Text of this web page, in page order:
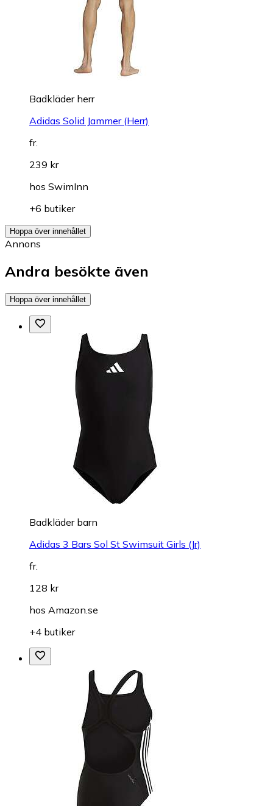
Badkläder herr
Adidas Solid Jammer (Herr)
fr.
239 kr
hos SwimInn
+6 butiker
Hoppa över innehållet
Annons
Andra besökte även
Hoppa över innehållet
Badkläder barn
Adidas 3 Bars Sol St Swimsuit Girls (Jr)
fr.
128 kr
hos Amazon.se
+4 butiker